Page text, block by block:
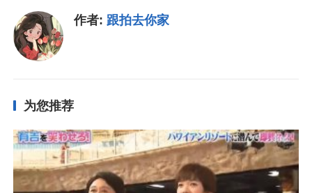
作者: 跟拍去你家
为您推荐